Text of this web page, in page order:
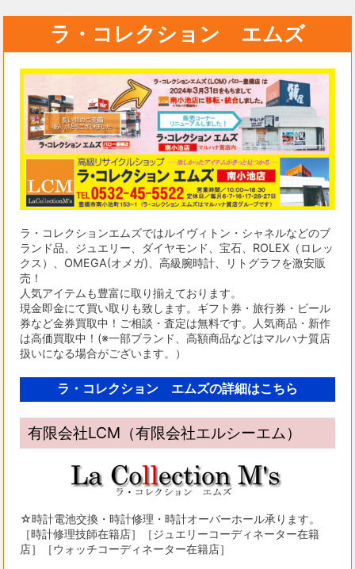
ラ・コレクション エムズ
ラ・コレクションエムズではルイヴィトン・シャネルなどのブ
ランド品、ジュエリー、ダイヤモンド、宝石、ROLEX（ロレッ
クス）、OMEGA(オメガ)、高級腕時計、リトグラフを激安販
売！
人気アイテムも豊富に取り揃えております。
現金即金にて買い取りも致します。ギフト券・旅行券・ビール
券など金券買取中！ご相談・査定は無料です。人気商品・新作
は高価買取中！(※一部ブランド、高額商品などはマルハナ質店
扱いになる場合がございます。）
ラ・コレクション エムズの詳細はこちら
有限会社LCM（有限会社エルシーエム）
☆時計電池交換・時計修理・時計オーバーホール承ります。
［時計修理技師在籍店］［ジュエリーコーディネーター在籍
店］［ウォッチコーディネーター在籍店］